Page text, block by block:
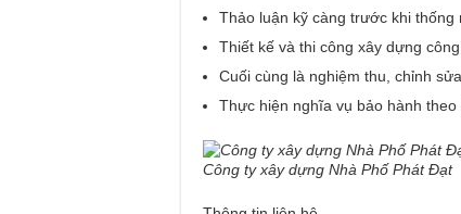
Thảo luận kỹ càng trước khi
Thiết kế và thi công xây dựng
Cuối cùng là nghiệm thu, chỉnh
Thực hiện nghĩa vụ bảo hành
Công ty xây dựng Nhà Phố Phát Đạt